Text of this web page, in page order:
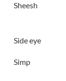
Sheesh
Side eye
Simp